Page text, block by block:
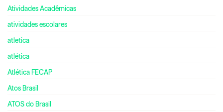
Atividades Acadêmicas
atividades escolares
atletica
atlética
Atlética FECAP
Atos Brasil
ATOS do Brasil